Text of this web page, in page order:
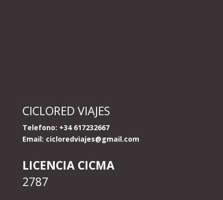
CICLORED VIAJES
Telefono: +34 617232667
Email: cicloredviajes@gmail.com
LICENCIA CICMA
2787